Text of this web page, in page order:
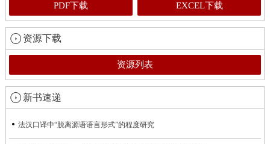
PDF下载 EXCEL下载
资源下载
资源列表
新书速递
法汉口译中“脱离源语语言形式”的程度研究